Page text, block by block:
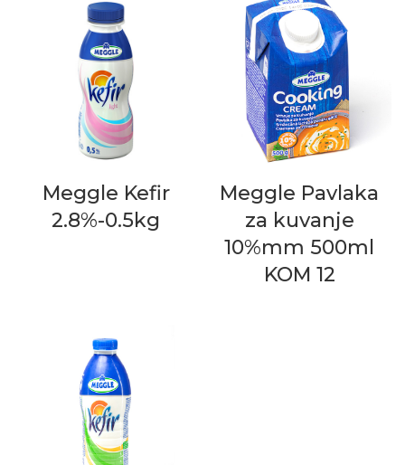
Meggle Kefir
2.8%-0.5kg
Meggle Pavlaka
za kuvanje
10%mm 500ml
KOM 12